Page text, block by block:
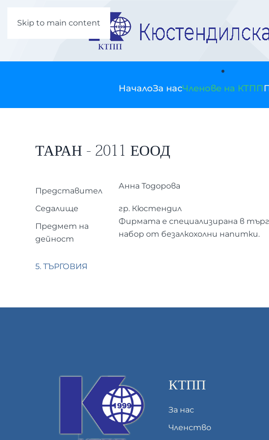
Skip to main content
НачалоЗа насЧленове на КТПП
ТАРАН - 2011 ЕООД
Представител
Анна Тодорова
Седалище
гр. Кюстендил
Предмет на
дейност
Фирмата е специализирана в
набор от безалкохолни напитки.
5. ТЪРГОВИЯ
КТПП
За нас
Членство